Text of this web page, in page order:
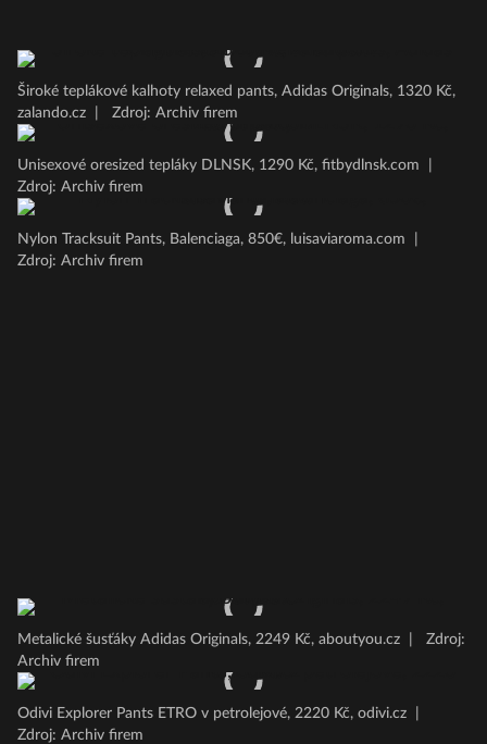
Široké teplákové kalhoty relaxed pants, Adidas Originals, 1320 Kč,
zalando.cz
Zdroj: Archiv firem
Unisexové oresized tepláky DLNSK, 1290 Kč, fitbydlnsk.com
Zdroj: Archiv firem
Nylon Tracksuit Pants, Balenciaga, 850€, luisaviaroma.com
Zdroj: Archiv firem
Metalické šusťáky Adidas Originals, 2249 Kč, aboutyou.cz
Zdroj:
Archiv firem
Odivi Explorer Pants ETRO v petrolejové, 2220 Kč, odivi.cz
Zdroj: Archiv firem